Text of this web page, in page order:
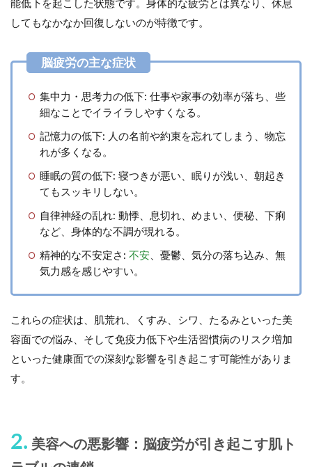
能低下を起こした状態です。身体的な疲労とは異なり、休息
してもなかなか回復しないのが特徴です。
集中力・思考力の低下: 仕事や家事の効率が落ち、些
細なことでイライラしやすくなる。
記憶力の低下: 人の名前や約束を忘れてしまう、物忘
れが多くなる。
睡眠の質の低下: 寝つきが悪い、眠りが浅い、朝起き
てもスッキリしない。
自律神経の乱れ: 動悸、息切れ、めまい、便秘、下痢
など、身体的な不調が現れる。
精神的な不安定さ: 不安 、憂鬱、気分の落ち込み、無
気力感を感じやすい。
これらの症状は、肌荒れ、くすみ、シワ、たるみといった 美
容面での悩み 、そして免疫力低下や生活習慣病のリスク増加
といった健康面での深刻な影響を引き起こす可能性がありま
す。
2. 美容への悪影響：脳疲労が引き起こす肌ト